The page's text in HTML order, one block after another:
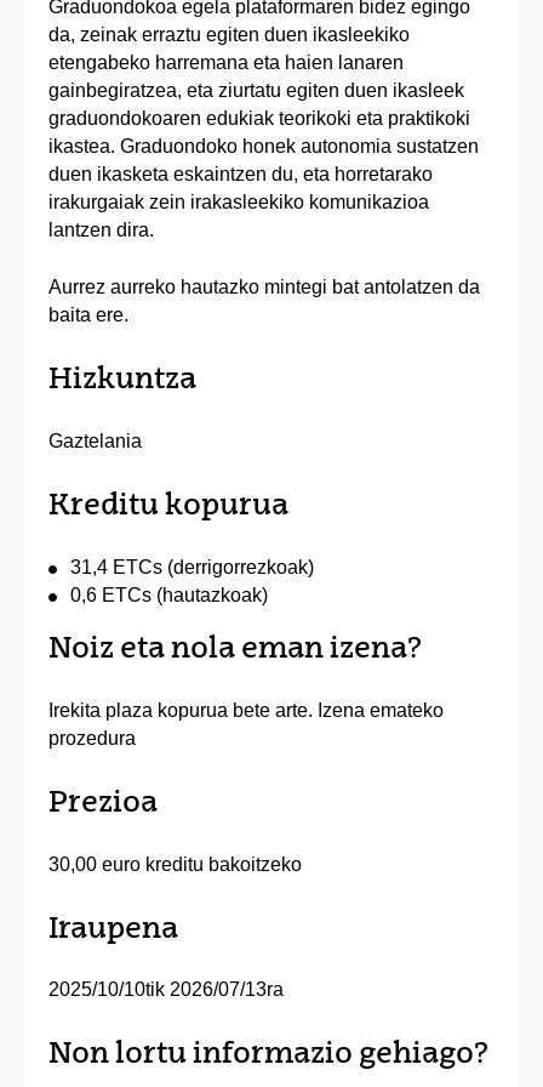
Graduondokoa egela plataformaren bidez egingo
da, zeinak erraztu egiten duen ikasleekiko
etengabeko harremana eta haien lanaren
gainbegiratzea, eta ziurtatu egiten duen ikasleek
graduondokoaren edukiak teorikoki eta praktikoki
ikastea. Graduondoko honek autonomia sustatzen
duen ikasketa eskaintzen du, eta horretarako
irakurgaiak zein irakasleekiko komunikazioa
lantzen dira.
Aurrez aurreko hautazko mintegi bat antolatzen da
baita ere.
Hizkuntza
Gaztelania
Kreditu kopurua
31,4 ETCs (derrigorrezkoak)
0,6 ETCs (hautazkoak)
Noiz eta nola eman izena?
Irekita plaza kopurua bete arte. Izena emateko
prozedura
Prezioa
30,00 euro kreditu bakoitzeko
Iraupena
2025/10/10tik 2026/07/13ra
Non lortu informazio gehiago?